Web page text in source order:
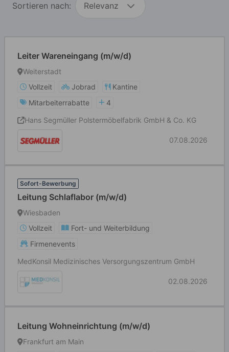
Sortieren nach:
Relevanz
Leiter Wareneingang (m/w/d)
Weiterstadt
Vollzeit
Jobrad
Kantine
Mitarbeiterrabatte
4
Hans Segmüller Polstermöbelfabrik GmbH & Co. KG
07.08.2026
Sofort-Bewerbung
Leitung Schlaflabor (m/w/d)
Wiesbaden
Vollzeit
Fort- und Weiterbildung
Firmenevents
MedKonsil Medizinisches Versorgungszentrum GmbH
02.08.2026
Leitung Wohneinrichtung (m/w/d)
Frankfurt am Main